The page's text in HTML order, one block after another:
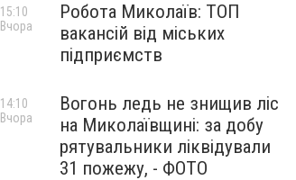
Робота Миколаїв: ТОП
вакансій від міських
підприємств
15:10
Вчора
Вогонь ледь не знищив ліс
на Миколаївщині: за добу
рятувальники ліквідували
31 пожежу, - ФОТО
14:10
Вчора